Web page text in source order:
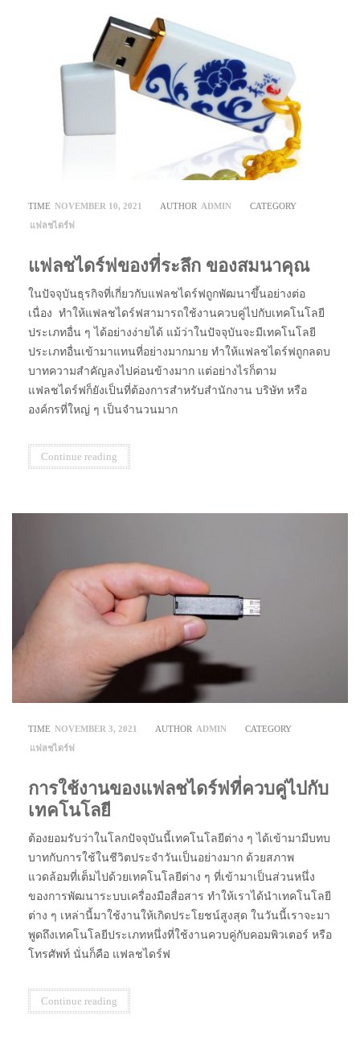
TIME NOVEMBER 10, 2021 AUTHOR ADMIN
CATEGORY
แฟลชไดร์ฟ
แฟลชไดร์ฟของที่ระลึก ของสมนาคุณ
ในปัจจุบันธุรกิจที่เกี่ยวกับแฟลชไดร์ฟถูกพัฒนาขึ้นอย่างต่อ
เนื่อง ทำให้แฟลชไดร์ฟสามารถใช้งานควบคู่ไปกับเทคโนโลยี
ประเภทอื่น ๆ ได้อย่างง่ายได้ แม้ว่าในปัจจุบันจะมีเทคโนโลยี
ประเภทอื่นเข้ามาแทนที่อย่างมากมาย ทำให้แฟลชไดร์ฟถูกลดบ
บาทความสำคัญลงไปค่อนข้างมาก แต่อย่างไรก็ตาม
แฟลชไดร์ฟก็ยังเป็นที่ต้องการสำหรับสำนักงาน บริษัท หรือ
องค์กรที่ใหญ่ ๆ เป็นจำนวนมาก
Continue reading
TIME NOVEMBER 3, 2021 AUTHOR ADMIN
CATEGORY
แฟลชไดร์ฟ
การใช้งานของแฟลชไดร์ฟที่ควบคู่ไปกับ
เทคโนโลยี
ต้องยอมรับว่าในโลกปัจจุบันนี้เทคโนโลยีต่าง ๆ ได้เข้ามามีบทบ
บาทกับการใช้ในชีวิตประจำวันเป็นอย่างมาก ด้วยสภาพ
แวดล้อมที่เต็มไปด้วยเทคโนโลยีต่าง ๆ ที่เข้ามาเป็นส่วนหนึ่ง
ของการพัฒนาระบบเครื่องมือสื่อสาร ทำให้เราได้นำเทคโนโลยี
ต่าง ๆ เหล่านี้มาใช้งานให้เกิดประโยชน์สูงสุด ในวันนี้เราจะมา
พูดถึงเทคโนโลยีประเภทหนึ่งที่ใช้งานควบคู่กับคอมพิวเตอร์ หรือ
โทรศัพท์ นั่นก็คือ แฟลชไดร์ฟ
Continue reading